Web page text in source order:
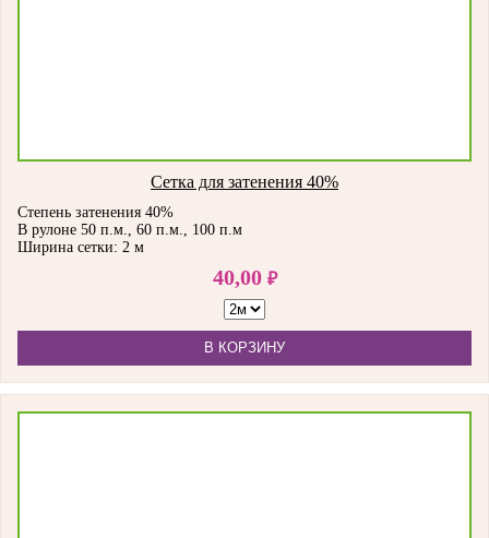
Сетка для затенения 40%
Степень затенения 40%
В рулоне 50 п.м., 60 п.м., 100 п.м
Ширина сетки: 2 м
40,00 ₽
В КОРЗИНУ